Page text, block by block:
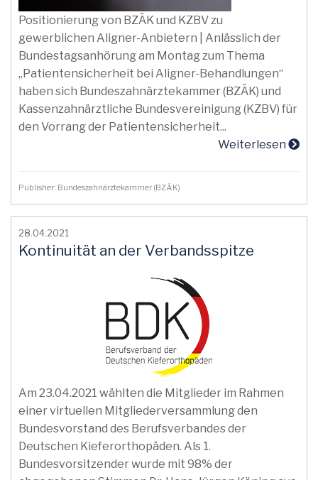
Positionierung von BZÄK und KZBV zu
gewerblichen Aligner-Anbietern | Anlässlich der
Bundestagsanhörung am Montag zum Thema
„Patientensicherheit bei Aligner-Behandlungen“
haben sich Bundeszahnärztekammer (BZÄK) und
Kassenzahnärztliche Bundesvereinigung (KZBV) für
den Vorrang der Patientensicherheit...
Weiterlesen
Publisher: Bundeszahnärztekammer (BZÄK)
28.04.2021
Kontinuität an der Verbandsspitze
Am 23.04.2021 wählten die Mitglieder im Rahmen
einer virtuellen Mitgliederversammlung den
Bundesvorstand des Berufsverbandes der
Deutschen Kieferorthopäden. Als 1.
Bundesvorsitzender wurde mit 98% der